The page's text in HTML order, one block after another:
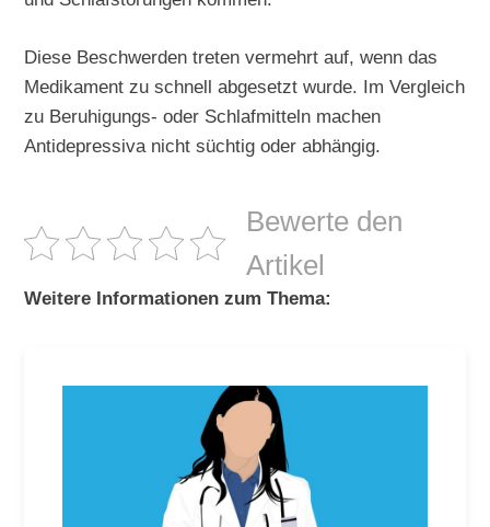
Diese Beschwerden treten vermehrt auf, wenn das
Medikament zu schnell abgesetzt wurde. Im Vergleich
zu Beruhigungs- oder Schlafmitteln machen
Antidepressiva nicht süchtig oder abhängig.
Bewerte den
Artikel
Weitere Informationen zum Thema: